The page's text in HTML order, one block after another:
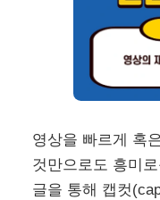
영상을 빠르게 혹
것만으로도 흥미
글을 통해 캡컷